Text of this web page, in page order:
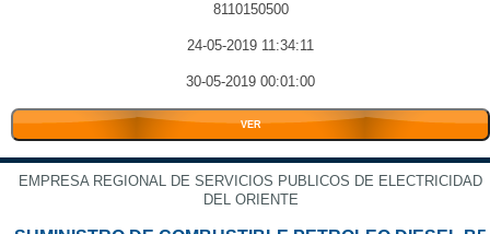
8110150500
24-05-2019 11:34:11
30-05-2019 00:01:00
VER
EMPRESA REGIONAL DE SERVICIOS PUBLICOS DE ELECTRICIDAD
DEL ORIENTE